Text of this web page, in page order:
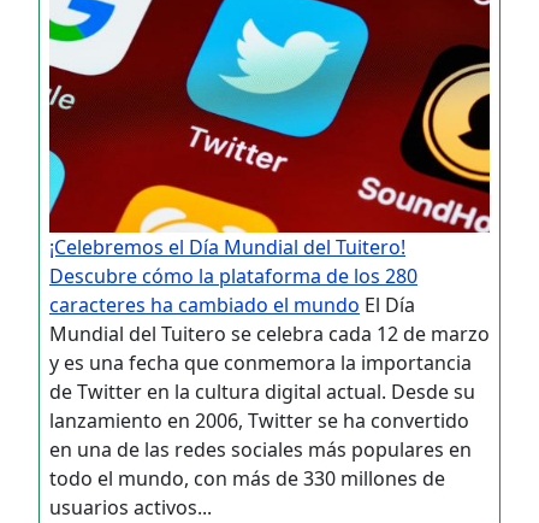
¡Celebremos el Día Mundial del Tuitero!
Descubre cómo la plataforma de los 280
caracteres ha cambiado el mundo El Día
Mundial del Tuitero se celebra cada 12 de marzo
y es una fecha que conmemora la importancia
de Twitter en la cultura digital actual. Desde su
lanzamiento en 2006, Twitter se ha convertido
en una de las redes sociales más populares en
todo el mundo, con más de 330 millones de
usuarios activos...